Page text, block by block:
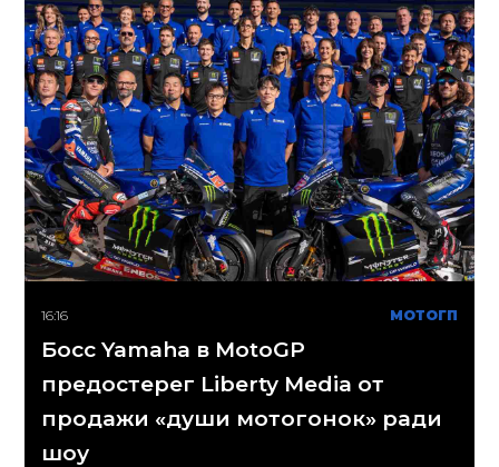
16:16 МОТОГП
Босс Yamaha в MotoGP
предостерег Liberty Media от
продажи «души мотогонок» ради
шоу